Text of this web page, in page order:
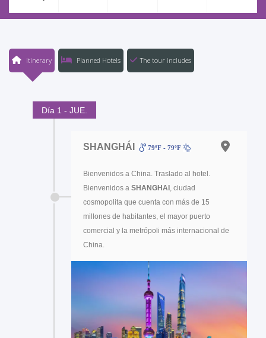
Itinerary Planned Hotels The tour includes
Día 1 - JUE.
SHANGHÁI 79ºF - 79ºF
Bienvenidos a China. Traslado al hotel.
Bienvenidos a SHANGHAI , ciudad
cosmopolita que cuenta con más de 15
millones de habitantes, el mayor puerto
comercial y la metrópoli más internacional de
China.